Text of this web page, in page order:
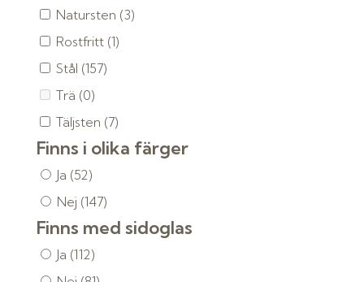
Natursten (3)
Rostfritt (1)
Stål (157)
Trä (0)
Täljsten (7)
Finns i olika färger
Ja (52)
Nej (147)
Finns med sidoglas
Ja (112)